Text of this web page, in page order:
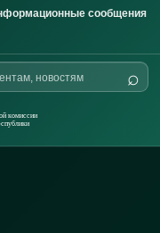
сообщения
комиссии
⌕